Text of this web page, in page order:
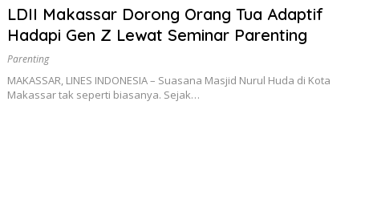
LDII Makassar Dorong Orang Tua Adaptif
Hadapi Gen Z Lewat Seminar Parenting
Parenting
MAKASSAR, LINES INDONESIA – Suasana Masjid Nurul Huda di Kota
Makassar tak seperti biasanya. Sejak…